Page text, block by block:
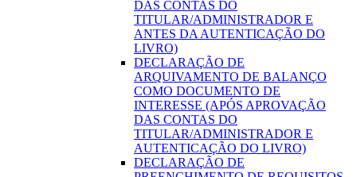
DAS CONTAS DO
TITULAR/ADMINISTRADOR E
ANTES DA AUTENTICAÇÃO DO
LIVRO)
DECLARAÇÃO DE
ARQUIVAMENTO DE BALANÇO
COMO DOCUMENTO DE
INTERESSE (APÓS APROVAÇÃO
DAS CONTAS DO
TITULAR/ADMINISTRADOR E
AUTENTICAÇÃO DO LIVRO)
DECLARAÇÃO DE